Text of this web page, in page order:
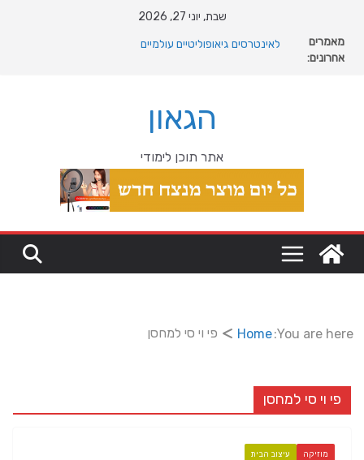
content
שבת, יוני 27, 2026
מאמרים
אחרונים:
מה רוצה דונאלד טראמפ מגרינלנד: מהיסטוריה ויקינגית
המדריך המלא להתקנת פרקט פי וי סי במבני מסחר ומגורים
הגאון
אתר תוכן לימודי
You are here:
Home פי וי סי למחסן
פי וי סי למחסן
מוזיקה עיצוב הבית